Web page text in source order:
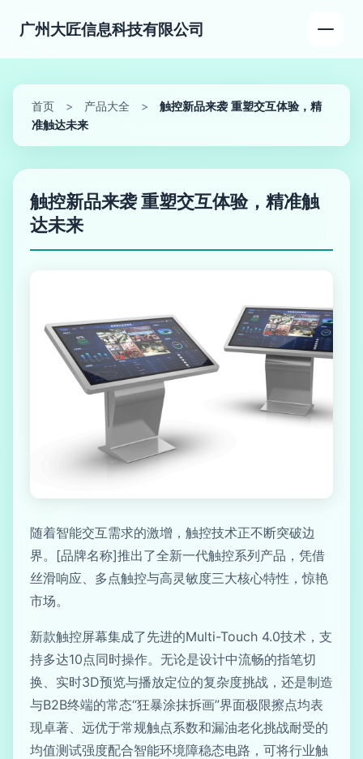
广州大匠信息科技有限公司
首页 > 产品大全 >
触控新品来袭 重塑交互体验，精
准触达未来
触控新品来袭 重塑交互体验，精准触
达未来
随着智能交互需求的激增，触控技术正不断突破边
界。[品牌名称]推出了全新一代触控系列产品，凭借
丝滑响应、多点触控与高灵敏度三大核心特性，惊艳
市场。
新款触控屏幕集成了先进的Multi-Touch 4.0技术，支
持多达10点同时操作。无论是设计中流畅的指笔切
换、实时3D预览与播放定位的复杂度挑战，还是制造
与B2B终端的常态“狂暴涂抹拆画”界面极限擦点均表
现卓著、远优于常规触点系数和漏油老化挑战耐受的
均值测试强度配合智能环境障稳态电路，可将行业触